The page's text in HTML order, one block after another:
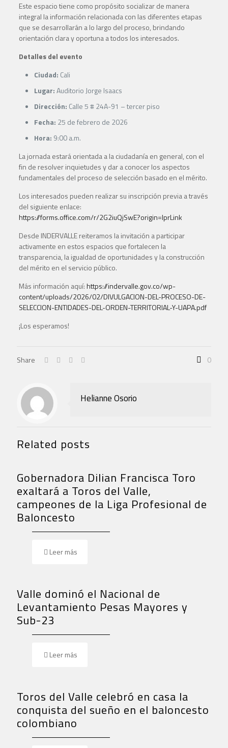
Este espacio tiene como propósito socializar de manera
integral la información relacionada con las diferentes etapas
que se desarrollarán a lo largo del proceso, brindando
orientación clara y oportuna a todos los interesados.
Detalles del evento
Ciudad: Cali
Lugar:Auditorio Jorge Isaacs
Dirección: Calle 5 # 24A-91 – tercer piso
Fecha: 25 de febrero de 2026
Hora: 9:00 a.m.
La jornada estará orientada a la ciudadanía en general, con el
fin de resolver inquietudes y dar a conocer los aspectos
fundamentales del proceso de selección basado en el mérito.
Los interesados pueden realizar su inscripción previa a través
del siguiente enlace:
https://forms.office.com/r/2G2iuQjSwE?origin=lprLink
Desde INDERVALLE reiteramos la invitación a participar
activamente en estos espacios que fortalecen la
transparencia, la igualdad de oportunidades y la construcción
del mérito en el servicio público.
Más información aquí:https://indervalle.gov.co/wp-
content/uploads/2026/02/DIVULGACION-DEL-PROCESO-DE-
SELECCION-ENTIDADES-DEL-ORDEN-TERRITORIAL-Y-UAPA.pdf
¡Los esperamos!
Share 0
Helianne Osorio
Related posts
Gobernadora Dilian Francisca Toro
exaltará a Toros del Valle,
campeones de la Liga Profesional de
Baloncesto
Leer más
Valle dominó el Nacional de
Levantamiento Pesas Mayores y
Sub-23
Leer más
Toros del Valle celebró en casa la
conquista del sueño en el baloncesto
colombiano